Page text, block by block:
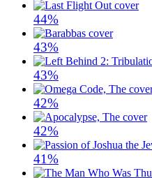
44%
43%
43%
42%
42%
41%